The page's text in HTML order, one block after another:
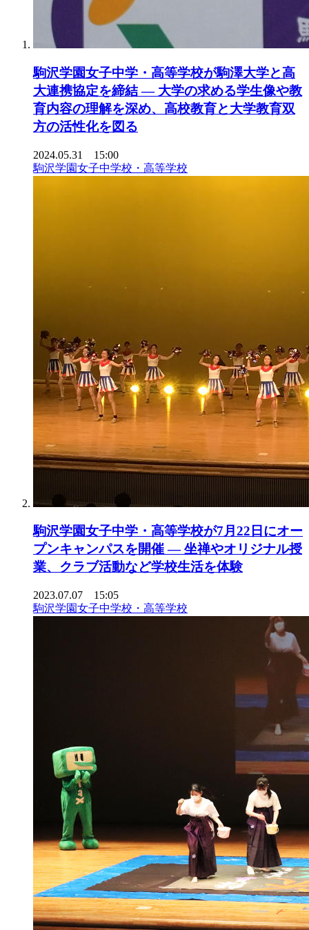
駒沢学園女子中学・高等学校が駒澤大学と高
大連携協定を締結 ― 大学の求める学生像や教
育内容の理解を深め、高校教育と大学教育双
方の活性化を図る
2024.05.31 15:00
駒沢学園女子中学校・高等学校
駒沢学園女子中学・高等学校が7月22日にオー
プンキャンパスを開催 — 坐禅やオリジナル授
業、クラブ活動など学校生活を体験
2023.07.07 15:05
駒沢学園女子中学校・高等学校